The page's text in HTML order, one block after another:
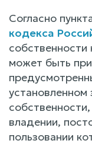
Согласно
кодекса
может быть
установленном
владении,
пользовании